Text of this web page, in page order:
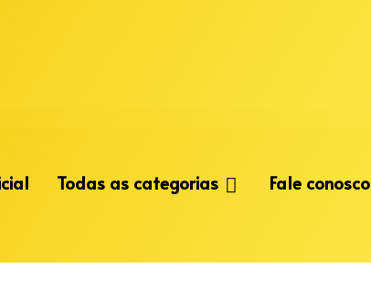
Todas as categorias Fale conosco